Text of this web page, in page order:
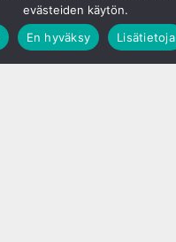
evästeiden käytön.
En hyväksy Lisätietoja